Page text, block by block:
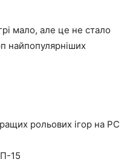
мало, але це не стало
найпопулярніших
рольових ігор на PC
15